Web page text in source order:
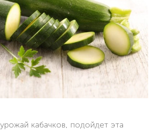
кабачков, подойдет эта